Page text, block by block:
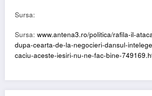
Sursa:
Sursa: www.antena3.ro/politica/rafila-il-
dupa-cearta-de-la-negocieri-dansul-
caciu-aceste-iesiri-nu-ne-fac-bine-